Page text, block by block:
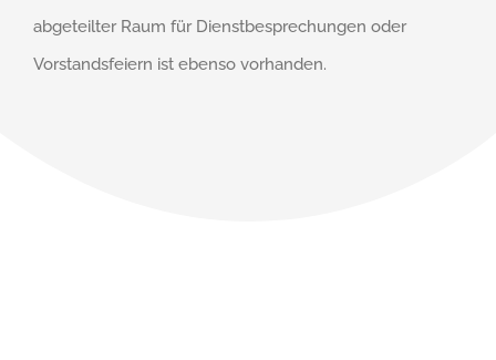
abgeteilter Raum für Dienstbesprechungen oder
Vorstandsfeiern ist ebenso vorhanden.